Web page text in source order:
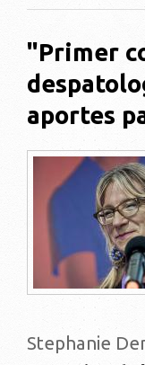
"Primer
aportes
Stephanie